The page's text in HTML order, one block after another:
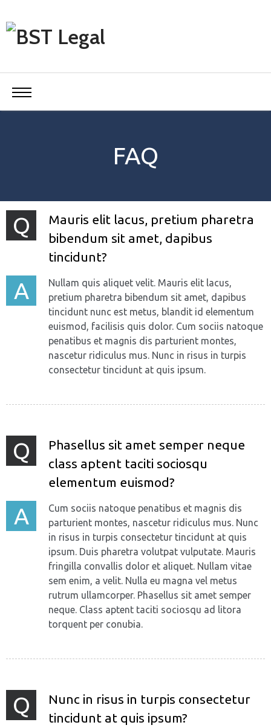
FAQ
Q
Mauris elit lacus, pretium pharetra
bibendum sit amet, dapibus
tincidunt?
A
Nullam quis aliquet velit. Mauris elit lacus,
pretium pharetra bibendum sit amet, dapibus
tincidunt nunc est metus, blandit id elementum
euismod, facilisis quis dolor. Cum sociis natoque
penatibus et magnis dis parturient montes,
nascetur ridiculus mus. Nunc in risus in turpis
consectetur tincidunt at quis ipsum.
Q
Phasellus sit amet semper neque
сlass aptent taciti sociosqu
elementum euismod?
A
Cum sociis natoque penatibus et magnis dis
parturient montes, nascetur ridiculus mus. Nunc
in risus in turpis consectetur tincidunt at quis
ipsum. Duis pharetra volutpat vulputate. Mauris
fringilla convallis dolor et aliquet. Nullam vitae
sem enim, a velit. Nulla eu magna vel metus
rutrum ullamcorper. Phasellus sit amet semper
neque. Class aptent taciti sociosqu ad litora
torquent per conubia.
Q
Nunc in risus in turpis consectetur
tincidunt at quis ipsum?